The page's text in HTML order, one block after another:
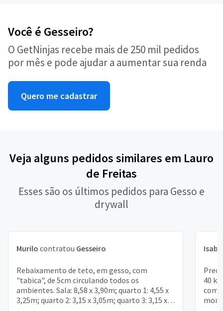
Você é Gesseiro?
O GetNinjas recebe mais de 250 mil pedidos
por mês e pode ajudar a aumentar sua renda
Quero me cadastrar
Veja alguns pedidos similares em Lauro
de Freitas
Esses são os últimos pedidos para Gesso e
drywall
Murilo contratou Gesseiro
Rebaixamento de teto, em gesso, com
"tabica", de 5cm circulando todos os
ambientes. Sala: 8,58 x 3,90m; quarto 1: 4,55 x
3,25m; quarto 2: 3,15 x 3,05m; quarto 3: 3,15 x
40
com